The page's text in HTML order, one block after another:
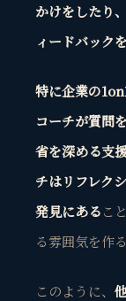
かけをしたり
ィードバック
特に企業の
コーチが質問
省を深める支
チはリフレク
発見にあるこ
る雰囲気を作
このように、